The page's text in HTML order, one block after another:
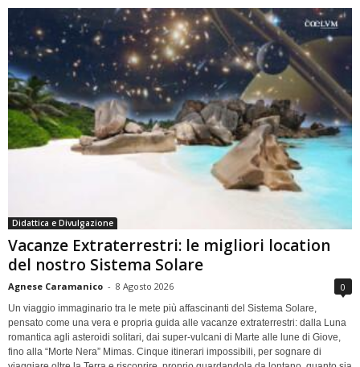
Didattica e Divulgazione
Vacanze Extraterrestri: le migliori location
del nostro Sistema Solare
Agnese Caramanico - 8 Agosto 2026 0
Un viaggio immaginario tra le mete più affascinanti del Sistema Solare,
pensato come una vera e propria guida alle vacanze extraterrestri: dalla Luna
romantica agli asteroidi solitari, dai super-vulcani di Marte alle lune di Giove,
fino alla “Morte Nera” Mimas. Cinque itinerari impossibili, per sognare di